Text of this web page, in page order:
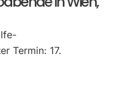
Termin: 17.